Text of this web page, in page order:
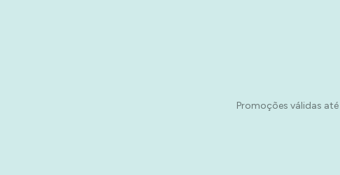
Promoções válidas